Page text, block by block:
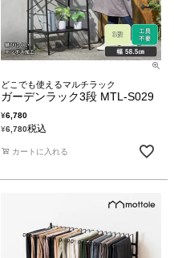
どこでも使えるマルチラック
ガーデンラック3段 MTL-S029
¥6,780
¥6,780税込
カートに入れる